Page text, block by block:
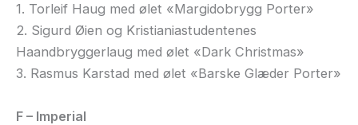
1. Torleif Haug med ølet «Margidobrygg Porter»
2. Sigurd Øien og Kristianiastudentenes
Haandbryggerlaug med ølet «Dark Christmas»
3. Rasmus Karstad med ølet «Barske Glæder Porter»
F – Imperial